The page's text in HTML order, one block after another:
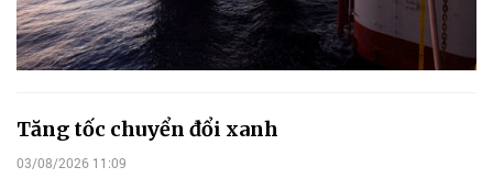
Tăng tốc chuyển đổi xanh
03/08/2026 11:09